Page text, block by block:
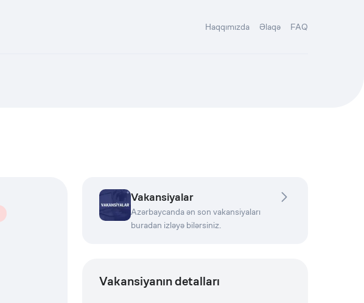
Haqqımızda Əlaqə FAQ
Vakansiyalar
Azərbaycanda ən son vakansiyaları
buradan izləyə bilərsiniz.
Vakansiyanın detalları